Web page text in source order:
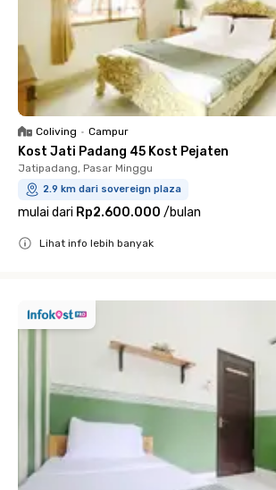
Coliving • Campur
Kost Jati Padang 45 Kost Pejaten
Jatipadang, Pasar Minggu
2.9 km dari sovereign plaza
mulai dari Rp2.600.000 /bulan
Lihat info lebih banyak